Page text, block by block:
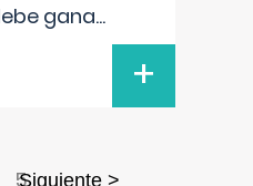
gana...
+
5
Siguiente >